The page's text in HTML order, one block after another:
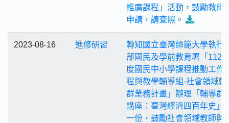
推廣課程」活動，鼓勵教師
申請，請查照。
2023-08-16 進修研習
轉知國立臺灣師範大學執行
部國民及學前教育署「112
度國民中小學課程推動工作-
程與教學輔導組-社會領域輔
群業務計畫」辦理「輔導群
講座：臺灣經濟四百年史」
一份，鼓勵社會領域教師與